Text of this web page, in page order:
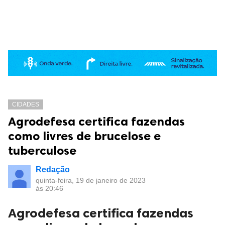
CIDADES
Agrodefesa certifica fazendas
como livres de brucelose e
tuberculose
Redação
quinta-feira, 19 de janeiro de 2023
às 20:46
Agrodefesa certifica fazendas